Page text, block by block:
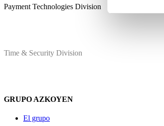
Payment Technologies Division
Time & Security Division
GRUPO AZKOYEN
El grupo